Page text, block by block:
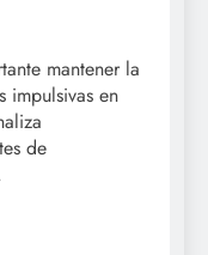
mantener la
impulsivas en
de